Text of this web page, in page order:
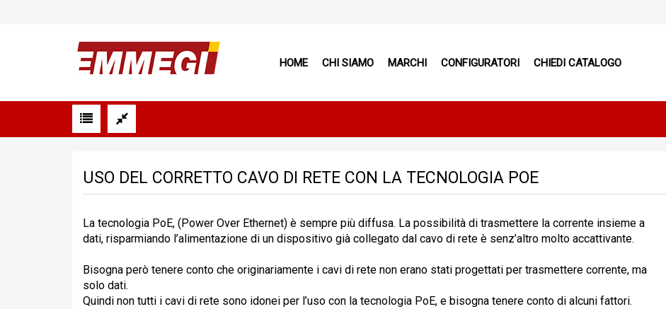
HOME CHI SIAMO MARCHI CONFIGURATORI CHIEDI CATALOGO
USO DEL CORRETTO CAVO DI RETE CON LA TECNOLOGIA POE
La tecnologia PoE, (Power Over Ethernet) è sempre più diffusa. La possibilità di trasmettere la corrente insieme a
dati, risparmiando l’alimentazione di un dispositivo già collegato dal cavo di rete è senz’altro molto accattivante.
Bisogna però tenere conto che originariamente i cavi di rete non erano stati progettati per trasmettere corrente, ma
solo dati.
Quindi non tutti i cavi di rete sono idonei per l’uso con la tecnologia PoE, e bisogna tenere conto di alcuni fattori.